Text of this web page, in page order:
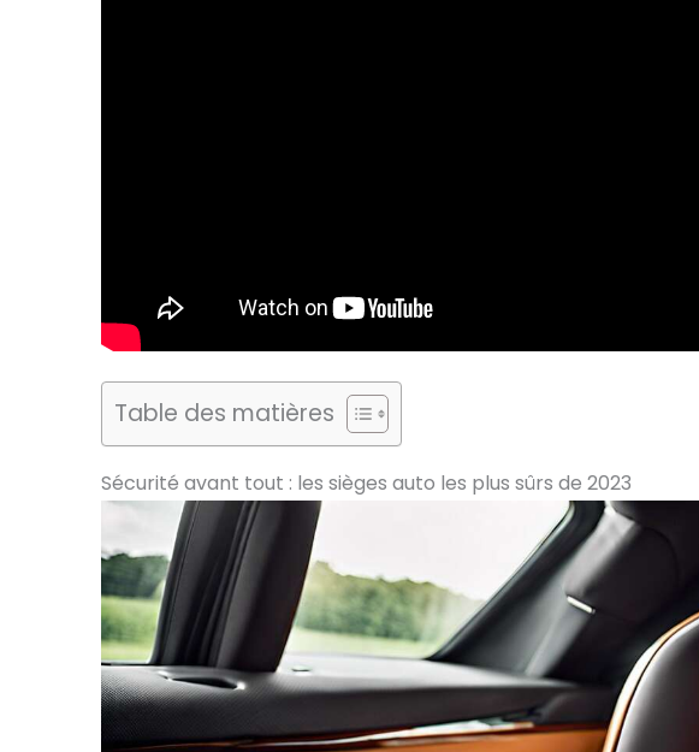
Table des matières
Sécurité avant tout : les sièges auto les plus sûrs de 2023